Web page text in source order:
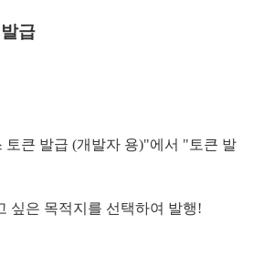
급
토큰 발급 (개발자 용)"에서 "토큰 발
싶은 목적지를 선택하여 발행!